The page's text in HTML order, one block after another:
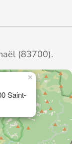
(83700).
Saint-
×